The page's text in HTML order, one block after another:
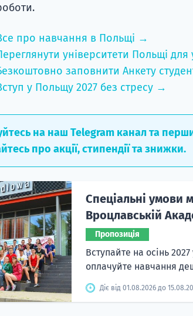
про навчання в Польщі →
університети Польщі для
заповнити Анкету
у Польщу 2027 без стресу →
на наш Telegram канал та
про акції, стипендії та знижки.
Спеціальні умови
Вроцлавській
Пропозиція
Вступайте на осінь
оплачуйте навчання
Діє від 01.08.2026 до